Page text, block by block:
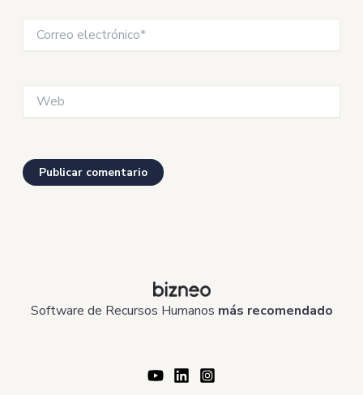
electrónico*
Software de Recursos Humanos más recomendado